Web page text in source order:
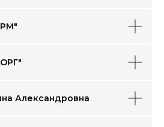
Александровна